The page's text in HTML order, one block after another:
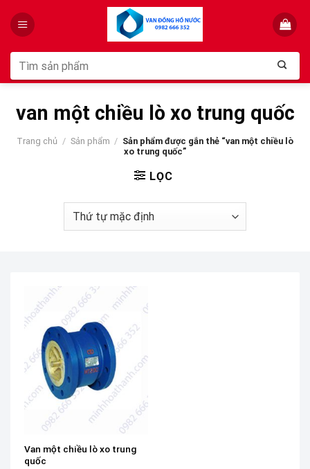
Tìm
kiếm:
van một chiều lò xo trung quốc
Trang chủ / Sản phẩm / Sản phẩm được gắn thẻ “van một chiều lò
xo trung quốc”
LỌC
Van một chiều lò xo trung
quốc